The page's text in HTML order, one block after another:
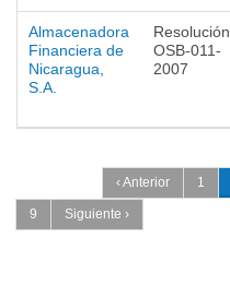
Almacenadora
Financiera de
Nicaragua,
S.A.
Resolución
OSB-011-
2007
Páginas
‹ Anterior 1
9 Siguiente ›